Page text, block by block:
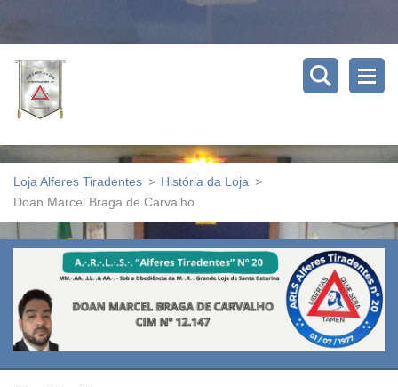
Loja Alferes Tiradentes > História da Loja >
Doan Marcel Braga de Carvalho